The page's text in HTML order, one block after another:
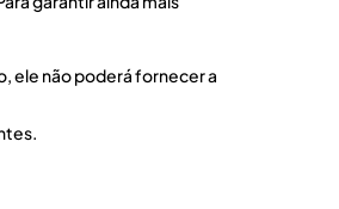
ele não poderá fornecer a